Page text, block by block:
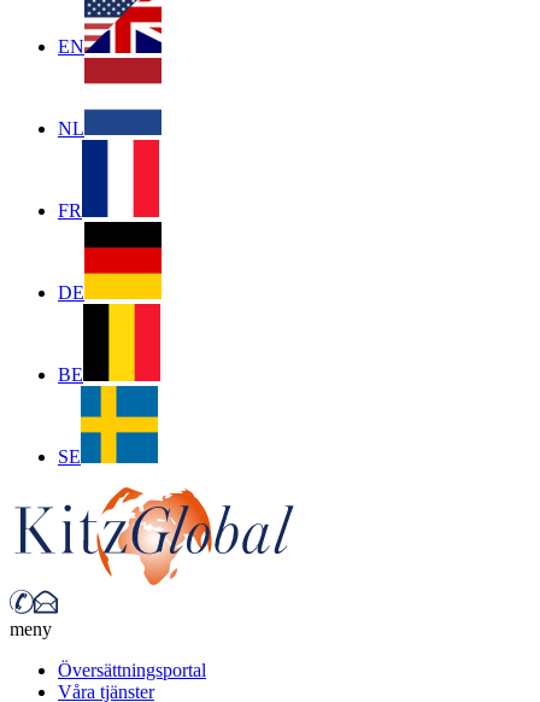
EN
NL
FR
DE
BE
SE
meny
Översättningsportal
Våra tjänster